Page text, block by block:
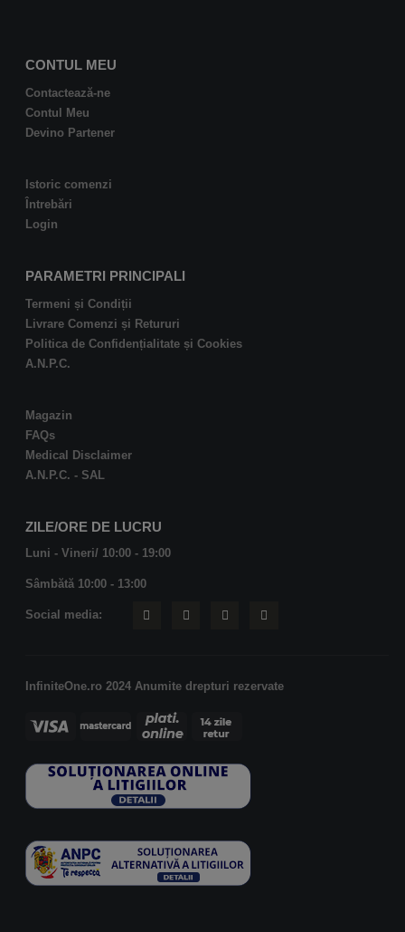
CONTUL MEU
Contactează-ne
Contul Meu
Devino Partener
Istoric comenzi
Întrebări
Login
PARAMETRI PRINCIPALI
Termeni și Condiții
Livrare Comenzi și Retururi
Politica de Confidențialitate și Cookies
A.N.P.C.
Magazin
FAQs
Medical Disclaimer
A.N.P.C. - SAL
ZILE/ORE DE LUCRU
Luni - Vineri/ 10:00 - 19:00
Sâmbătă 10:00 - 13:00
Social media:
InfiniteOne.ro 2024 Anumite drepturi rezervate